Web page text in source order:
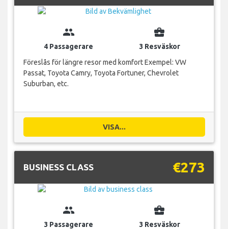
group
4 Passagerare
business_center
3 Resväskor
Föreslås för längre resor med komfort Exempel: VW
Passat, Toyota Camry, Toyota Fortuner, Chevrolet
Suburban, etc.
VISA...
BUSINESS CLASS €273
group
3 Passagerare
business_center
3 Resväskor